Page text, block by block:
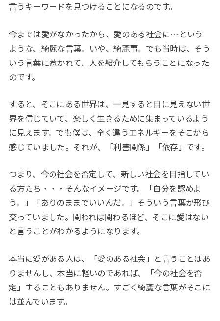
言うキーワードを見つけることになるのです。
今までは愛がなかったから、愛のある社会に… という
ような、綺麗な言葉。いや、綺麗事。でも当時は、そう
いう言葉に惹かれて、人を紹介してもらうことになった
のです。
すると、そこにある世界は、一見すると目に見えない世
界を信じていて、楽しく生きるために集まっているよう
に見えます。でも僕は、全く違うエネルギーをそこから
感じていました。それが、「利害関係」「依存」です。
つまり、今の社会を否定して、新しい社会を目指してい
る方たち・・・そんなイメージです。「自分を認めよ
う。」「ありのままでいいんだ。」そういう言葉が飛び
交っていました。関われば関わるほど、そこに愛はない
と言うことがわかるようになります。
本当に愛がある人は、「愛のある社会」と言うことはあ
りませんし、本当に軽いのであれば、「今の社会を否
定」することもありません。すごく綺麗な言葉がそこに
は並んでいます。